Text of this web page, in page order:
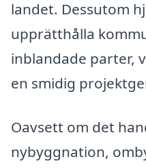
landet. Dessutom
upprätthålla
inblandade parter,
en smidig
Oavsett om det
nybyggnation,